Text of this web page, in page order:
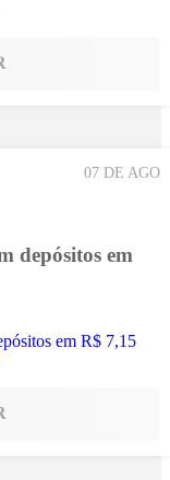
07 DE AGO
depósitos em